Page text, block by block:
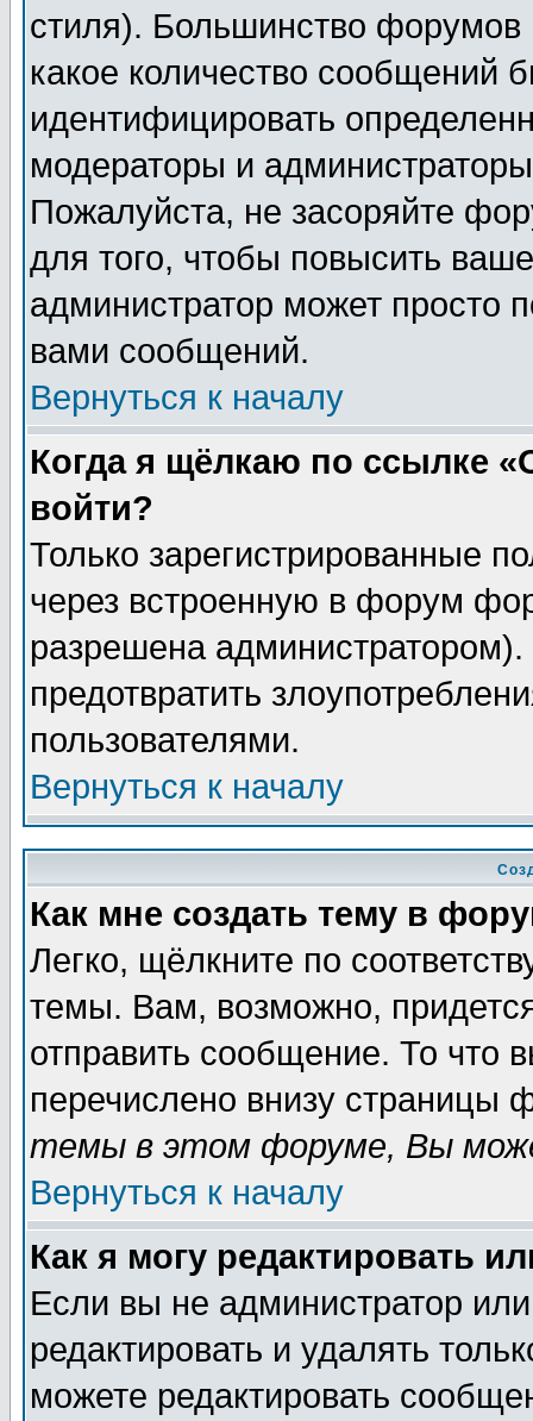
стиля). Большинство форумов
какое количество сообщений
идентифицировать
модераторы и
Пожалуйста, не засоряйте
для того, чтобы повысить
администратор может просто
вами сообщений.
Вернуться к началу
Когда я щёлкаю по ссылке
войти?
Только зарегистрированные
через встроенную в форум
разрешена
предотвратить
пользователями.
Вернуться к началу
Как мне создать тему в
Легко, щёлкните по
темы. Вам, возможно,
отправить сообщение. То что
перечислено внизу страницы
темы в этом форуме, Вы
Вернуться к началу
Как я могу редактировать
Если вы не администратор
редактировать и удалять
можете редактировать